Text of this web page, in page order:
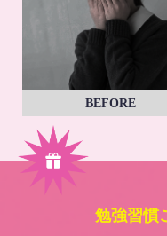
BEFORE
勉強習慣